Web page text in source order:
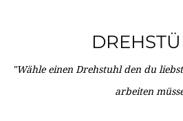
"Wähle einen Drehstuhl den du
arbeiten